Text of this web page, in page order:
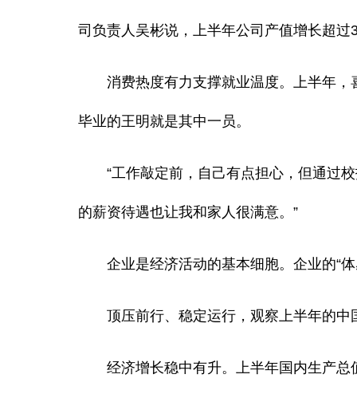
司负责人吴彬说，上半年公司产值增长超过
消费热度有力支撑就业温度。上半年，
毕业的王明就是其中一员。
“工作敲定前，自己有点担心，但通过校
的薪资待遇也让我和家人很满意。”
企业是经济活动的基本细胞。企业的“体
顶压前行、稳定运行，观察上半年的中
经济增长稳中有升。上半年国内生产总